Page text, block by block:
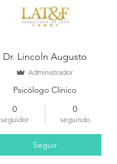
Dr. Lincoln Augusto
Administrador
Psicólogo Clínico
0
seguidor
0
seguindo
Seguir